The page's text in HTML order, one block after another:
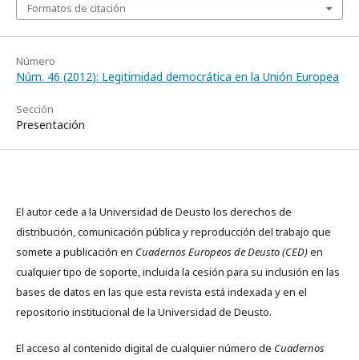
Formatos de citación
Número
Núm. 46 (2012): Legitimidad democrática en la Unión Europea
Sección
Presentación
El autor cede a la Universidad de Deusto los derechos de
distribución, comunicación pública y reproducción del trabajo que
somete a publicación en Cuadernos Europeos de Deusto (CED)en
cualquier tipo de soporte, incluida la cesión para su inclusión en las
bases de datos en las que esta revista está indexada y en el
repositorio institucional de la Universidad de Deusto.
El acceso al contenido digital de cualquier número de Cuadernos